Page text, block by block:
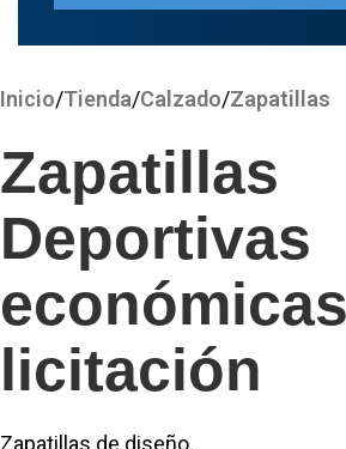
Clickee para agrandar
Inicio/Tienda/Calzado/Zapatillas
Zapatillas
Deportivas
licitación
Zapatillas de diseño.